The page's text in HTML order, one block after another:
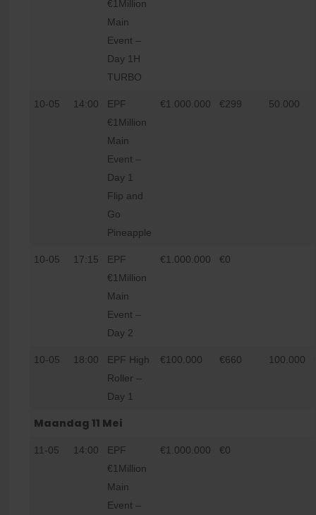
€1Million
Main
Event –
Day 1H
TURBO
10-05 14:00
EPF
€1Million
Main
Event –
Day 1
Flip and
Go
Pineapple
€1.000.000 €299 50.000
10-05 17:15
EPF
€1Million
Main
Event –
Day 2
€1.000.000 €0
10-05 18:00
EPF High
Roller –
Day 1
€100.000 €660 100.000
Maandag 11 Mei
11-05 14:00
EPF
€1Million
Main
Event –
€1.000.000 €0